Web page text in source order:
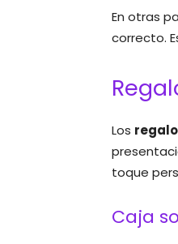
En otras
correcto.
Los
toque
Caja